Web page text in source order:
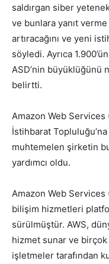
saldırgan siber
ve bunlara yanıt
artıracağını ve yeni
söyledi. Ayrıca
ASD’nin büyüklüğünü
belirtti.
Amazon Web Services
İstihbarat
muhtemelen şirketin
yardımcı oldu.
Amazon Web Services
bilişim hizmetleri
sürülmüştür. AWS,
hizmet sunar ve
işletmeler tarafından